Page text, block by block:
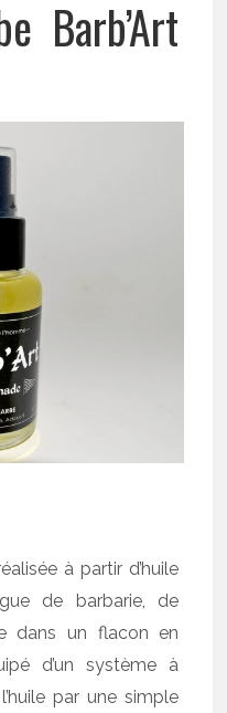
Barb’Art
à partir d’huile
de barbarie, de
dans un flacon en
d’un système à
par une simple